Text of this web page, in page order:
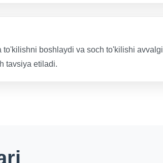
boshlaydi va soch to'kilishi avvalgi
tavsiya etiladi.